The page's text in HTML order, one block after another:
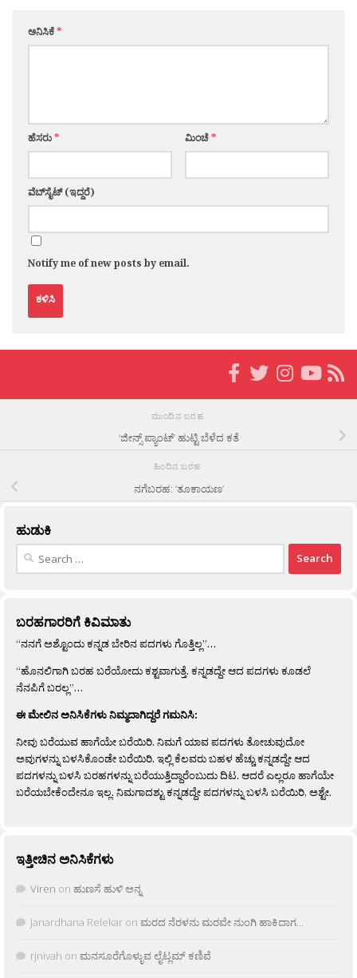
ಅನಿಸಿಕೆ*
ಹೆಸರು* ಮಿಂಚೆ*
ವೆಬ್‌ಸೈಟ್ (ಇದ್ದರೆ)
Notify me of new posts by email.
ಮುಂದಿನ ಬರಹ
‘ಜೀನ್ಸ್ ಪ್ಯಾಂಟ್’ ಹುಟ್ಟಿ ಬೆಳೆದ ಕತೆ
ಹಿಂದಿನ ಬರಹ
ನಗೆಬರಹ: ‘ತೂಕಾಯಣ’
ಹುಡುಕಿ
Search
ಬರಹಗಾರರಿಗೆ ಕಿವಿಮಾತು
“ನನಗೆ ಅಶ್ಟೊಂದು ಕನ್ನಡ ಬೇರಿನ ಪದಗಳು ಗೊತ್ತಿಲ್ಲ”…
“ಹೊನಲಿಗಾಗಿ ಬರಹ ಬರೆಯೋದು ಕಶ್ಟವಾಗುತ್ತೆ. ಕನ್ನಡದ್ದೇ ಆದ ಪದಗಳು ಕೂಡಲೆ
ನೆನಪಿಗೆ ಬರಲ್ಲ”…
ಈ ಮೇಲಿನ ಅನಿಸಿಕೆಗಳು ನಿಮ್ಮದಾಗಿದ್ದರೆ ಗಮನಿಸಿ:
ನೀವು ಬರೆಯುವ ಹಾಗೆಯೇ ಬರೆಯಿರಿ. ನಿಮಗೆ ಯಾವ ಪದಗಳು ತೋಚುವುದೋ
ಅವುಗಳನ್ನು ಬಳಸಿಕೊಂಡೇ ಬರೆಯಿರಿ. ಇಲ್ಲಿ ಕೆಲವರು ಬಹಳ ಹೆಚ್ಚು ಕನ್ನಡದ್ದೇ ಆದ
ಪದಗಳನ್ನು ಬಳಸಿ ಬರಹಗಳನ್ನು ಬರೆಯುತ್ತಿದ್ದಾರೆಂಬುದು ದಿಟ. ಆದರೆ ಎಲ್ಲರೂ ಹಾಗೆಯೇ
ಬರೆಯಬೇಕೆಂದೇನೂ ಇಲ್ಲ. ನಿಮಗಾದಶ್ಟು ಕನ್ನಡದ್ದೇ ಪದಗಳನ್ನು ಬಳಸಿ ಬರೆಯಿರಿ, ಅಶ್ಟೇ.
ಇತ್ತೀಚಿನ ಅನಿಸಿಕೆಗಳು
Viren on ಹುಣಸೆ ಹುಳಿ ಅನ್ನ
Janardhana Relekar on ಮರದ ನೆರಳನು ಮರವೇ ನುಂಗಿ ಹಾಕಿದಾಗ…
rjnivah on ಮನಸೂರೆಗೊಳ್ಳುವ ಲೈಟ್ಲಮ್ ಕಣಿವೆ